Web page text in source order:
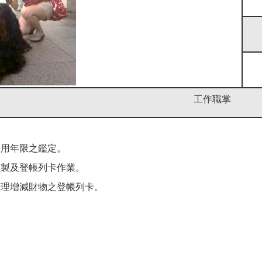
工作職掌
年限之鑑定。
及登帳列卡作業。
增減財物之登帳列卡。